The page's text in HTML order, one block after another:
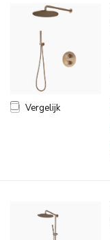
Vergelijk